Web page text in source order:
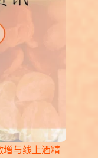
增与线上酒精